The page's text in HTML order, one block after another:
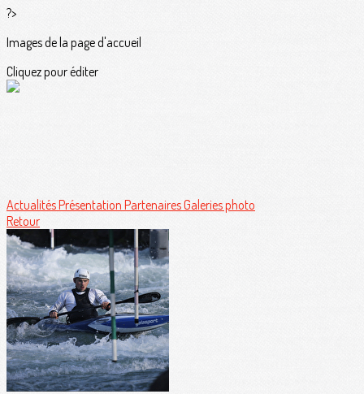
?>
Images de la page d'accueil
Cliquez pour éditer
ActualitésPrésentation PartenairesGaleries photo
Retour